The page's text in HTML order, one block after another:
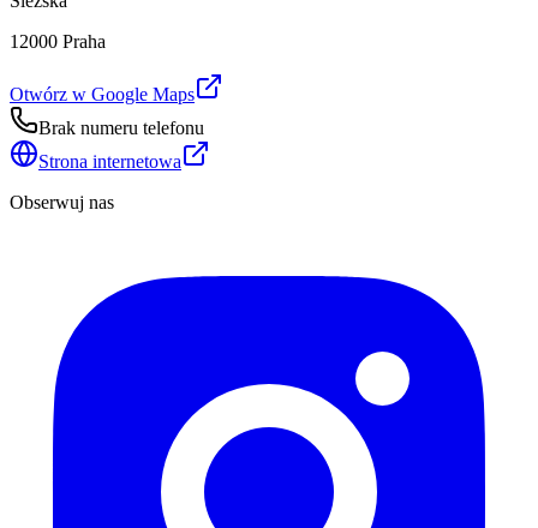
12000 Praha
Otwórz w Google Maps
Brak numeru telefonu
Strona internetowa
Obserwuj nas